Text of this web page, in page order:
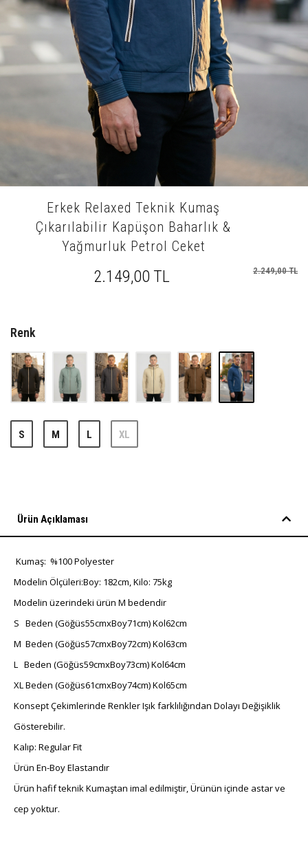
Erkek Relaxed Teknik Kumaş
Çıkarılabilir Kapüşon Baharlık &
Yağmurluk Petrol Ceket
2.149,00 TL 2.249,00 TL
Renk
S M L XL
Ürün Açıklaması
Kumaş: %100 Polyester
Modelin Ölçüleri:Boy: 182cm, Kilo: 75kg
Modelin üzerindeki ürün M bedendir
S Beden (Göğüs55cmxBoy71cm) Kol62cm
M Beden (Göğüs57cmxBoy72cm) Kol63cm
L Beden (Göğüs59cmxBoy73cm) Kol64cm
XL Beden (Göğüs61cmxBoy74cm) Kol65cm
Konsept Çekimlerinde Renkler Işık farklılığından Dolayı Değişiklik
Gösterebilir.
Kalıp: Regular Fit
Ürün En-Boy Elastandır
Ürün hafif teknik Kumaştan imal edilmiştir, Ürünün içinde astar ve
cep yoktur.